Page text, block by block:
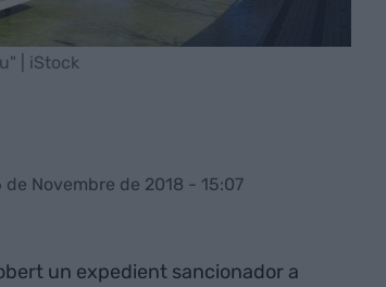
| iStock
de Novembre de 2018 - 15:07
un expedient sancionador a